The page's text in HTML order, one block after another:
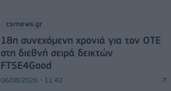
csrnews.gr
18η συνεχόμενη χρονιά για τον ΟΤΕ
στη διεθνή σειρά δεικτών
FTSE4Good
06/08/2026 - 11:42